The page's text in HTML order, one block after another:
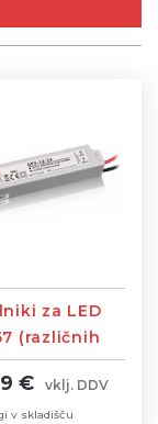
za LED
(različnih
€ vklj. DDV
v skladišču